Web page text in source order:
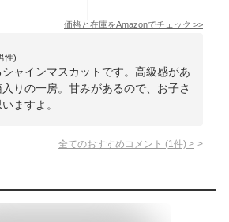
価格と在庫をAmazonでチェック >>
性)
ャインマスカットです。高級感があ
りの一房。甘みがあるので、お子さ
ますよ。
全てのおすすめコメント (1 件) >